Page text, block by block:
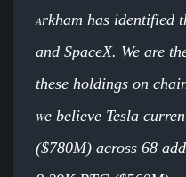
Arkham has identified
and SpaceX. We are
these holdings on
We believe Tesla
($780M) across 68